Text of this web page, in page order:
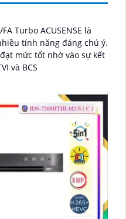
Turbo ACUSENSE là
tính năng đáng chú ý.
mức tốt nhờ vào sự kết
và BCS